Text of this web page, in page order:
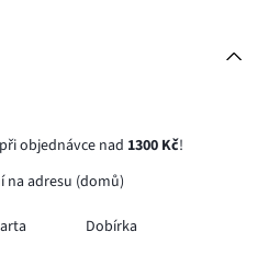
při objednávce nad 1300 Kč!
na adresu (domů)
Dobírka